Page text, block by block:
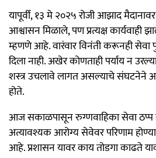
यापूर्वी, १३ मे २०२५ रोजी आझाद
आश्वासन मिळाले, पण प्रत्यक्ष कार्यवाही
म्हणणे आहे.वारंवार विनंती करूनही सेवा
दिला नाही.अखेर कोणताही पर्याय न
शस्त्र उचलावे लागत असल्याचे संघटनेने
होते.
आज सकाळपासून रुग्णवाहिका सेवा ठप्प
अत्यावश्यक आरोग्य सेवेवर परिणाम
आहे. प्रशासन यावर काय तोडगा काढते